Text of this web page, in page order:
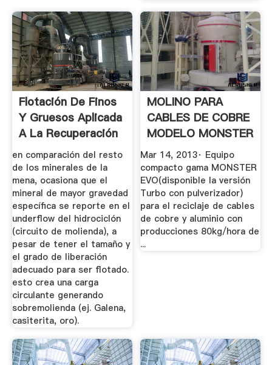
Flotación De Finos
Y Gruesos Aplicada
A La Recuperación
De ...
en comparación del resto
de los minerales de la
mena, ocasiona que el
mineral de mayor gravedad
específica se reporte en el
underflow del hidrociclón
(circuito de molienda), a
pesar de tener el tamaño y
el grado de liberación
adecuado para ser flotado.
esto crea una carga
circulante generando
sobremolienda (ej. Galena,
casiterita, oro).
MOLINO PARA
CABLES DE COBRE
MODELO MONSTER
EVO .
Mar 14, 2013· Equipo
compacto gama MONSTER
EVO(disponible la versión
Turbo con pulverizador)
para el reciclaje de cables
de cobre y aluminio con
producciones 80kg/hora de
...